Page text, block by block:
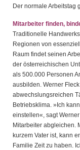
Der normale Arbeitstag
Mitarbeiter finden,
Traditionelle
Regionen von
Raum findet seinen
der österreichischen
als 500.000 Personen
ausbilden. Werner
abwechslungsreichen
Betriebsklima. »Ich
einstellen«, sagt
Mitarbeiter abgleichen.
kurzem Vater ist, kann
Familie Zeit zu haben.